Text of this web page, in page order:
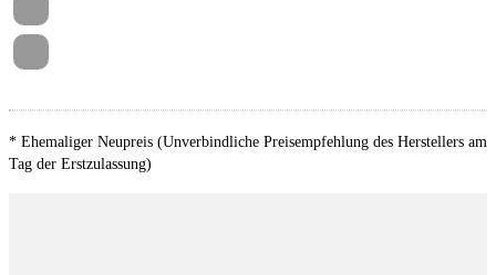
SONSTIGE AUSSTATTUNGEN
* Ehemaliger Neupreis (Unverbindliche Preisempfehlung des Herstellers am
Tag der Erstzulassung)